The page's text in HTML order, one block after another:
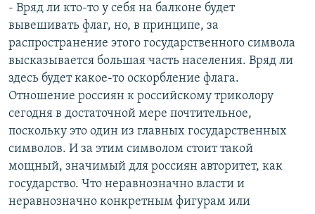
- Вряд ли кто-то у себя на балконе будет
вывешивать флаг, но, в принципе, за
распространение этого государственного символа
высказывается большая часть населения. Вряд ли
здесь будет какое-то оскорбление флага.
Отношение россиян к российскому триколору
сегодня в достаточной мере почтительное,
поскольку это один из главных государственных
символов. И за этим символом стоит такой
мощный, значимый для россиян авторитет, как
государство. Что неравнозначно власти и
неравнозначно конкретным фигурам или